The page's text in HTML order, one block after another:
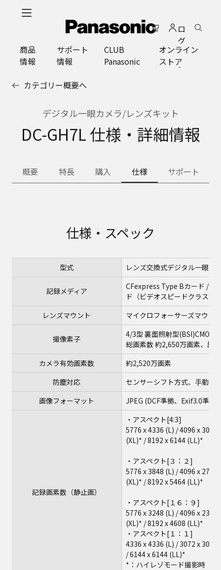
ロ
グ
イ
ン
商品
情報
サポート
情報
CLUB
Panasonic
オンライン
ストア
カテゴリー概要へ
デジタル一眼カメラ/レンズキット
DC-GH7L 仕様・詳細情報
概要 特長 購入 仕様 サポート
仕様・スペック
型式 レンズ交換式デジタル一眼カ
記録メディア
CFexpress Type Bカード /
ド（ビデオスピードクラス90
レンズマウント
マイクロフォーサーズマウン
撮像素子
4/3型 裏面照射型(BSI)CMOS
総画素数 約2,650万画素、原
カメラ有効画素数
約2,520万画素
防塵対応
センサーシフト方式、手動
画像フォーマット
JPEG (DCF準拠、Exif3.0準拠)
記録画素数（静止画）
・アスペクト[4:3]
5776 x 4336 (L) / 4096 x 3072
(XL)* / 8192 x 6144 (LL)*
・アスペクト[３：２]
5776 x 3848 (L) / 4096 x 2728
(XL)* / 8192 x 5464 (LL)*
・アスペクト[１６：９]
5776 x 3248 (L) / 4096 x 2304
(XL)* / 8192 x 4608 (LL)*
・アスペクト[１：１]
4336 x 4336 (L) / 3072 x 3072
/ 6144 x 6144 (LL)*
*：ハイレゾモード撮影時